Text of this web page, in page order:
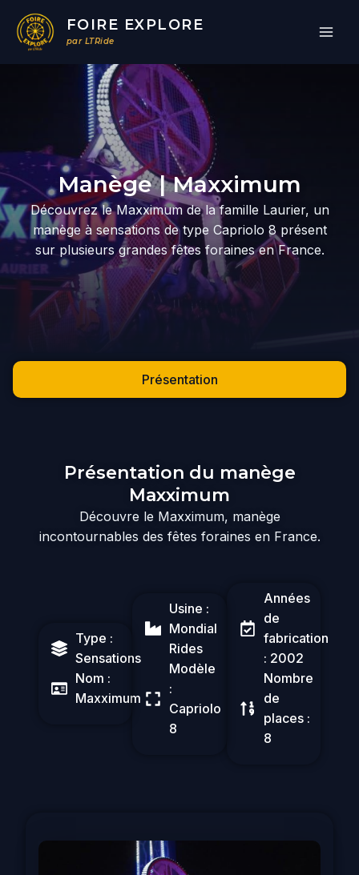
contenu
FOIRE EXPLORE
par LTRide
03/03/2026
Manège | Maxximum
Découvrez le Maxximum de la famille Laurier, un
manège à sensations de type Capriolo 8 présent
sur plusieurs grandes fêtes foraines en France.
Présentation
Présentation du manège
Maxximum
Découvre le Maxximum, manège
incontournables des fêtes foraines en France.
Type :
Sensations
Nom :
Maxximum
Usine :
Mondial
Rides
Modèle
:
Capriolo
8
Années
de
fabrication
: 2002
Nombre
de
places :
8